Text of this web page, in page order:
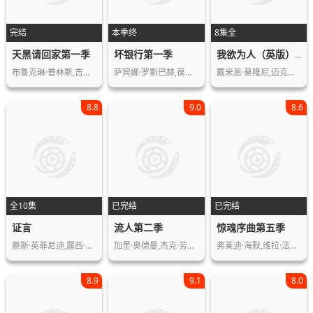
完结
天黑请回家第一季
布鲁克琳·普林斯,吉姆·斯特吉斯,米拉…
本季终
坏银行第一季
萨宾娜·罗斯巴赫,葆拉·贝尔,巴里·阿…
8集全
我欲为人（英版）第四季
戴米恩·莫隆尼,迈克尔·索恰,勒诺拉·…
全10集
8.8
证言
蔡斯·英菲尼迪,露西·哈利迪,安·唐德…
已完结
9.0
流人第二季
加里·奥德曼,杰克·劳登,克里斯汀·斯…
已完结
8.6
惊魂序曲第五季
弗莱迪·海默,维拉·法米加,内斯特·卡…
8.9 9.1 8.0